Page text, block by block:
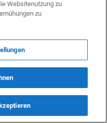
zwischen
bieten. Er steht
der EU
Transitmöglichkeiten in
Websitenutzung zu
zu